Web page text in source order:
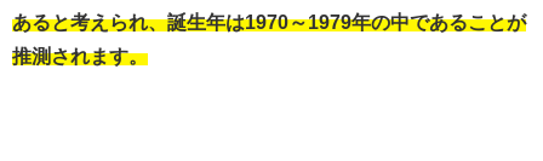
あると考えられ、誕生年は1970～1979年の中であることが
推測されます。